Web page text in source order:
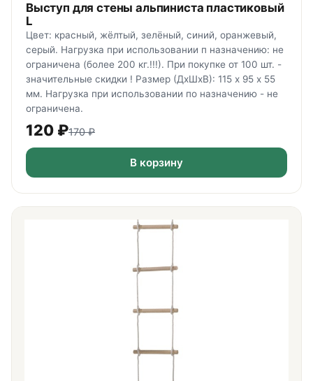
Выступ для стены альпиниста пластиковый
L
Цвет: красный, жёлтый, зелёный, синий, оранжевый,
серый. Нагрузка при использовании п назначению: не
ограничена (более 200 кг.!!!). При покупке от 100 шт. -
значительные скидки ! Размер (ДхШхВ): 115 х 95 х 55
мм. Нагрузка при использовании по назначению - не
ограничена.
120 ₽170₽
В корзину